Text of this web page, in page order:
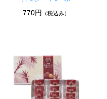
770円 （税込み）